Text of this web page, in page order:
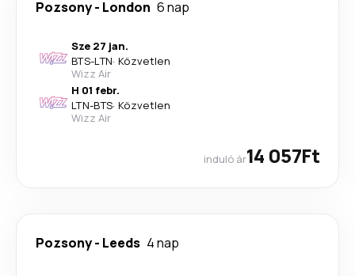
Pozsony- London 6 nap
Sze 27 jan.
BTS-LTN· Közvetlen
Wizz Air
H 01 febr.
LTN-BTS· Közvetlen
Wizz Air
induló ár14 057Ft
Pozsony- Leeds 4 nap